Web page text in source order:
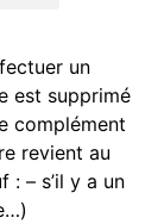
un
est supprimé
complément
revient au
: – s’il y a un